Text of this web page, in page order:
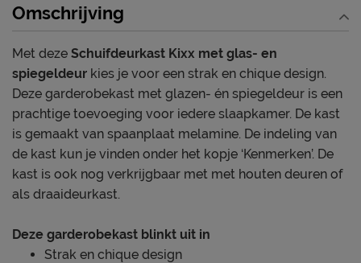
Omschrijving
Met deze Schuifdeurkast Kixx met glas- en
spiegeldeur kies je voor een strak en chique design.
Deze garderobekast met glazen- én spiegeldeur is een
prachtige toevoeging voor iedere slaapkamer. De kast
is gemaakt van spaanplaat melamine. De indeling van
de kast kun je vinden onder het kopje ‘Kenmerken’. De
kast is ook nog verkrijgbaar met met houten deuren of
als draaideurkast.
Deze garderobekast blinkt uit in
Strak en chique design